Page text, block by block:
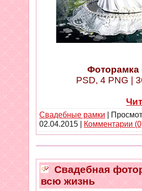
Фоторамка
PSD, 4 PNG |
Свадебные рамки |
02.04.2015 | Комментарии
Свадебная
всю жизнь